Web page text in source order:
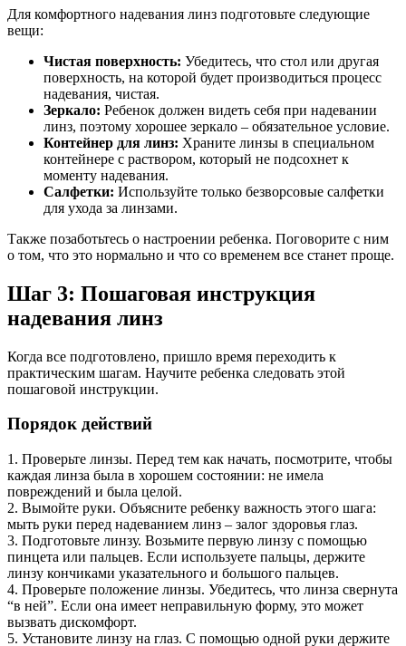
Для комфортного надевания линз подготовьте следующие
вещи:
Чистая поверхность: Убедитесь, что стол или другая
поверхность, на которой будет производиться процесс
надевания, чистая.
Зеркало: Ребенок должен видеть себя при надевании
линз, поэтому хорошее зеркало – обязательное условие.
Контейнер для линз: Храните линзы в специальном
контейнере с раствором, который не подсохнет к
моменту надевания.
Салфетки: Используйте только безворсовые салфетки
для ухода за линзами.
Также позаботьтесь о настроении ребенка. Поговорите с ним
о том, что это нормально и что со временем все станет проще.
Шаг 3: Пошаговая инструкция
надевания линз
Когда все подготовлено, пришло время переходить к
практическим шагам. Научите ребенка следовать этой
пошаговой инструкции.
Порядок действий
1. Проверьте линзы. Перед тем как начать, посмотрите, чтобы
каждая линза была в хорошем состоянии: не имела
повреждений и была целой.
2. Вымойте руки. Объясните ребенку важность этого шага:
мыть руки перед надеванием линз – залог здоровья глаз.
3. Подготовьте линзу. Возьмите первую линзу с помощью
пинцета или пальцев. Если используете пальцы, держите
линзу кончиками указательного и большого пальцев.
4. Проверьте положение линзы. Убедитесь, что линза свернута
“в ней”. Если она имеет неправильную форму, это может
вызвать дискомфорт.
5. Установите линзу на глаз. С помощью одной руки держите